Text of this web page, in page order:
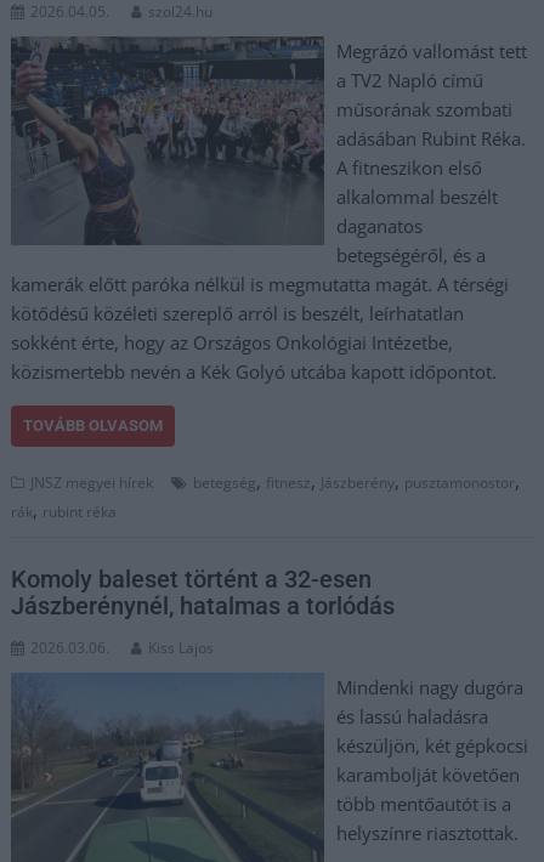
2026.04.05. szol24.hu
Megrázó vallomást tett
a TV2 Napló című
műsorának szombati
adásában Rubint Réka.
A fitneszikon első
alkalommal beszélt
daganatos
betegségéről, és a
kamerák előtt paróka nélkül is megmutatta magát. A térségi
kötődésű közéleti szereplő arról is beszélt, leírhatatlan
sokként érte, hogy az Országos Onkológiai Intézetbe,
közismertebb nevén a Kék Golyó utcába kapott időpontot.
TOVÁBB OLVASOM
JNSZ megyei hírek betegség, fitnesz, Jászberény, pusztamonostor,
rák, rubint réka
Komoly baleset történt a 32-esen
Jászberénynél, hatalmas a torlódás
2026.03.06. Kiss Lajos
Mindenki nagy dugóra
és lassú haladásra
készüljön, két gépkocsi
karambolját követően
több mentőautót is a
helyszínre riasztottak.